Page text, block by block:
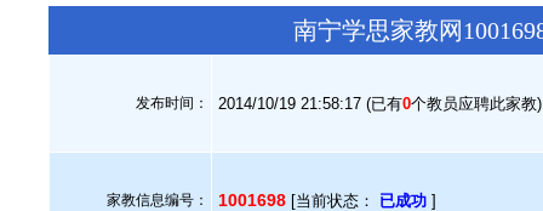
南宁学思家教网
发布时间： 2014/10/19 21:58:17 (已有0个教员应聘此家教)
家教信息编号： 1001698 [当前状态： 已成功 ]